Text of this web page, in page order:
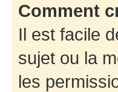
Comment
Il est facile
sujet ou la
les